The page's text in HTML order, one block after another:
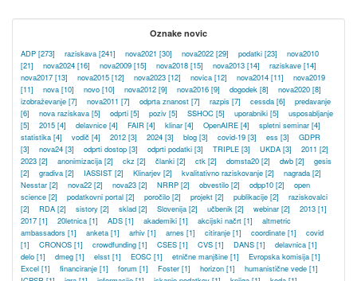
Oznake novic
ADP [273] raziskava [241] nova2021 [30] nova2022 [29] podatki [23]
nova2010
[21]
nova2024 [16] nova2009 [15] nova2018 [15] nova2013 [14] raziskave [14]
nova2017 [13] nova2015 [12] nova2023 [12] novica [12] nova2014 [11]
nova2019
[11]
nova [10] novo [10] nova2012 [9] nova2016 [9] dogodek [8] nova2020 [8]
izobraževanje [7] nova2011 [7] odprta znanost [7] razpis [7] cessda [6]
predavanje
[6]
nova raziskava [5] odprti [5] poziv [5] SSHOC [5] uporabniki [5]
usposabljanje
[5]
2015 [4] delavnice [4] FAIR [4] klinar [4] OpenAIRE [4] spletni seminar [4]
statistika [4] vodič [4] 2012 [3] 2024 [3] blog [3] covid-19 [3] ess [3]
GDPR
[3]
nova24 [3] odprti dostop [3] odprti podatki [3] TRIPLE [3] UKDA [3] 2011 [2]
2023 [2] anonimizacija [2] ckz [2] članki [2] ctk [2] domsta20 [2] dwb [2]
gesis
[2]
gradiva [2] IASSIST [2] Klinarjev [2] kvalitativno raziskovanje [2] nagrada [2]
Nesstar [2] nova22 [2] nova23 [2] NRRP [2] obvestilo [2] odpp10 [2]
open
science [2] podatkovni portal [2] poročilo [2] projekt [2] publikacije [2]
raziskovalci
[2]
RDA [2] sistory [2] sklad [2] Slovenija [2] učbenik [2] webinar [2] 2013 [1]
2017 [1] 20letnica [1] ADS [1] akademiki [1] akcijski načrt [1]
altmetric
ambassadors [1] anketa [1] arhiv [1] arnes [1] citiranje [1] coordinate [1]
covid
[1]
CRONOS [1] crowdfunding [1] CSES [1] CVS [1] DANS [1] delavnica [1]
delo [1] dmeg [1] elsst [1] EOSC [1] etnične manjšine [1] Evropska komisija [1]
Excel [1] financiranje [1] forum [1] Foster [1] horizon [1] humanistične vede [1]